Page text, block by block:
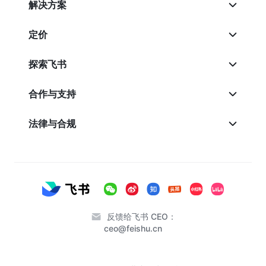
解决方案
定价
探索飞书
合作与支持
法律与合规
反馈给飞书 CEO：
ceo@feishu.cn